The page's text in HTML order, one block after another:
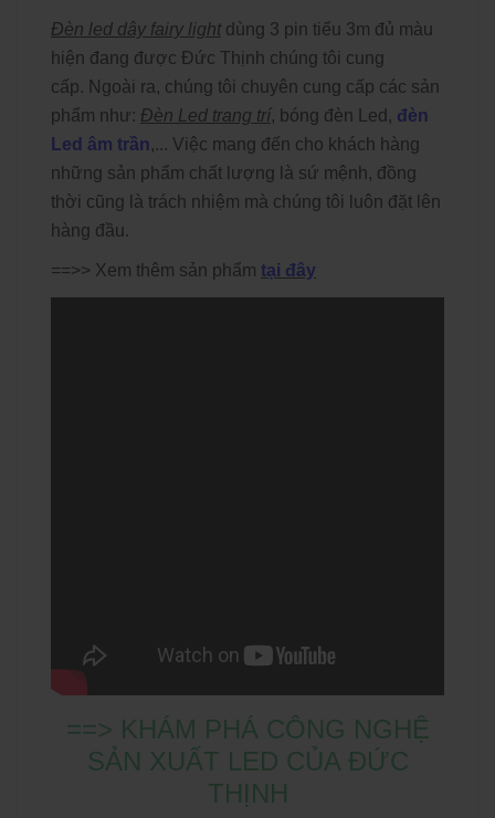
Đèn led dây fairy lightdùng 3 pin tiểu 3m đủ màu
hiện đang được Đức Thịnh chúng tôi cung
cấp. Ngoài ra, chúng tôi chuyên cung cấp các sản
phẩm như: Đèn Led trang trí, bóng đèn Led, đèn
Led âm trần,... Việc mang đến cho khách hàng
những sản phẩm chất lượng là sứ mệnh, đồng
thời cũng là trách nhiệm mà chúng tôi luôn đặt lên
hàng đầu.
==>> Xem thêm sản phẩm tại đây
==> KHÁM PHÁ CÔNG NGHỆ
SẢN XUẤT LED CỦA ĐỨC
THỊNH